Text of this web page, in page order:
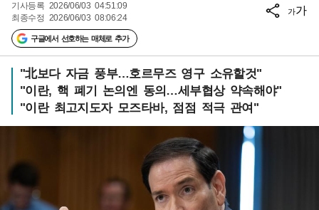
기사등록 2026/06/03 04:51:09
최종수정 2026/06/03 08:06:24
구글에서 선호하는 매체로 추가
가가
"北보다 자금 풍부…호르무즈 영구 소유할것"
"이란, 핵 폐기 논의엔 동의…세부협상 약속해야"
"이란 최고지도자 모즈타바, 점점 적극 관여"